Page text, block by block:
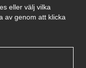
eller välj vilka
av genom att klicka